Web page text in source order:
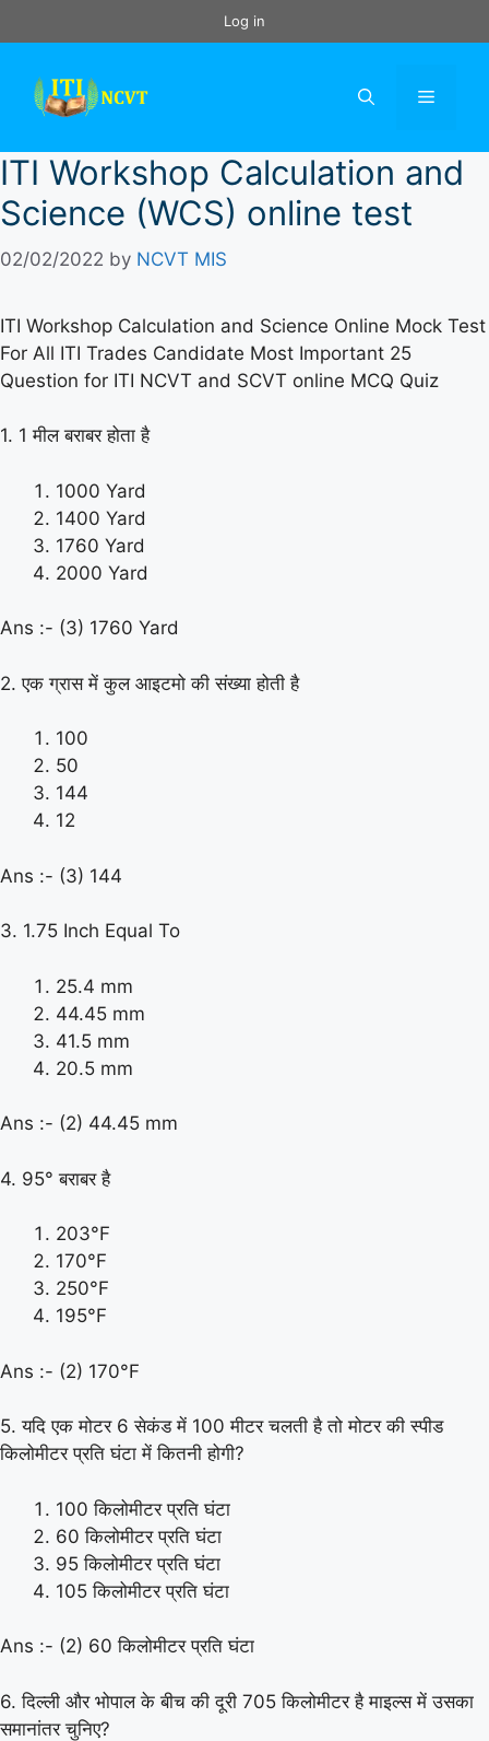
to
Log in
Menu
ITI Workshop Calculation and
Science (WCS) online test
02/02/2022 by NCVT MIS
ITI Workshop Calculation and Science Online Mock Test
For All ITI Trades Candidate Most Important 25
Question for ITI NCVT and SCVT online MCQ Quiz
1. 1 मील बराबर होता है
1000 Yard
1400 Yard
1760 Yard
2000 Yard
Ans :- (3) 1760 Yard
2. एक ग्रास में कुल आइटमो की संख्या होती है
100
50
144
12
Ans :- (3) 144
3. 1.75 Inch Equal To
25.4 mm
44.45 mm
41.5 mm
20.5 mm
Ans :- (2) 44.45 mm
4. 95° बराबर है
203°F
170°F
250°F
195°F
Ans :- (2) 170°F
5. यदि एक मोटर 6 सेकंड में 100 मीटर चलती है तो मोटर की स्पीड
किलोमीटर प्रति घंटा में कितनी होगी?
100 किलोमीटर प्रति घंटा
60 किलोमीटर प्रति घंटा
95 किलोमीटर प्रति घंटा
105 किलोमीटर प्रति घंटा
Ans :- (2) 60 किलोमीटर प्रति घंटा
6. दिल्ली और भोपाल के बीच की दूरी 705 किलोमीटर है माइल्स में उसका
समानांतर चुनिए?